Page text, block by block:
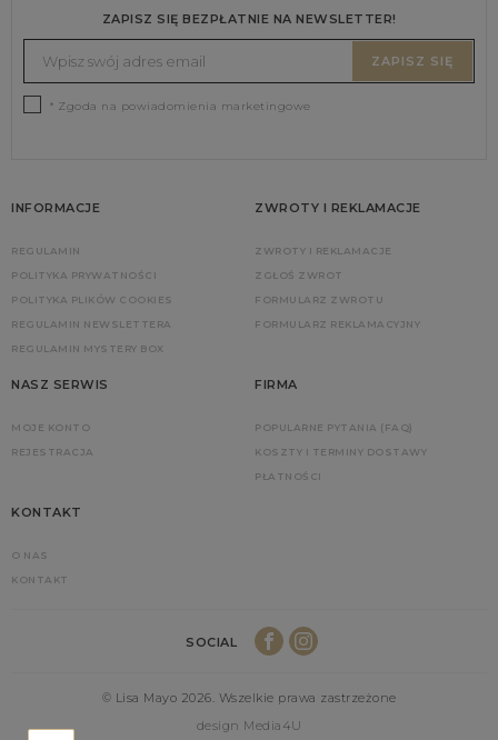
ZAPISZ SIĘ BEZPŁATNIE NA NEWSLETTER!
ZAPISZ SIĘ
* Zgoda na powiadomienia marketingowe
INFORMACJE
REGULAMIN
POLITYKA PRYWATNOŚCI
POLITYKA PLIKÓW COOKIES
REGULAMIN NEWSLETTERA
REGULAMIN MYSTERY BOX
ZWROTY I REKLAMACJE
ZWROTY I REKLAMACJE
ZGŁOŚ ZWROT
FORMULARZ ZWROTU
FORMULARZ REKLAMACYJNY
NASZ SERWIS
MOJE KONTO
REJESTRACJA
FIRMA
POPULARNE PYTANIA (FAQ)
KOSZTY I TERMINY DOSTAWY
PŁATNOŚCI
KONTAKT
O NAS
KONTAKT
SOCIAL
© Lisa Mayo 2026. Wszelkie prawa zastrzeżone
design Media4U